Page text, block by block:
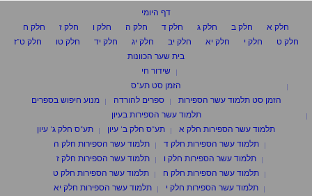
דף היומי
חלק א
חלק ב חלק ג חלק ד חלק ה חלק ו חלק ז
חלק ח
חלק ט
חלק י חלק יא חלק יב חלק יג חלק יד חלק טו
חלק ט"ז
בית שער הכוונות
שידור חי
הזמן סט תע"ס
הזמן סט תלמוד עשר הספירות
ספרים להורדה
מנוע חיפוש בספרים
תלמוד עשר הספירות בעיון
תלמוד עשר הספירות חלק א
תע"ס חלק ב' עיון
תע"ס חלק ג' עיון
תלמוד עשר הספירות חלק ד
תלמוד עשר הספירות חלק ה
תלמוד עשר הספירות חלק ו
תלמוד עשר הספירות חלק ז
תלמוד עשר הספירות חלק ח
תלמוד עשר הספירות חלק ט
תלמוד עשר הספירות חלק י
תלמוד עשר הספירות חלק יא